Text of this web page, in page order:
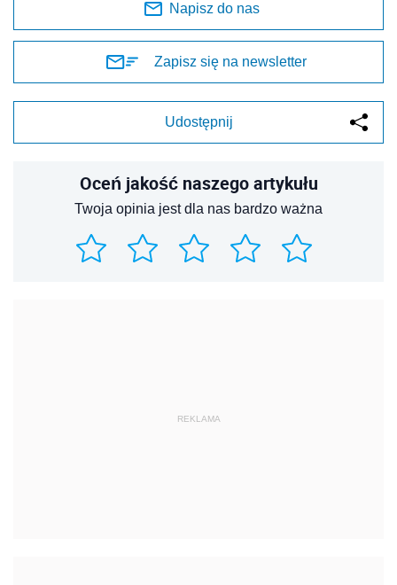
Napisz do nas
Zapisz się na newsletter
Udostępnij
Oceń jakość naszego artykułu
Twoja opinia jest dla nas bardzo ważna
REKLAMA